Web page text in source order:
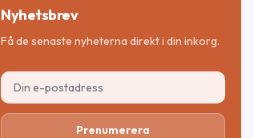
Nyhetsbrev
Få de senaste nyheterna direkt i din inkorg.
Prenumerera